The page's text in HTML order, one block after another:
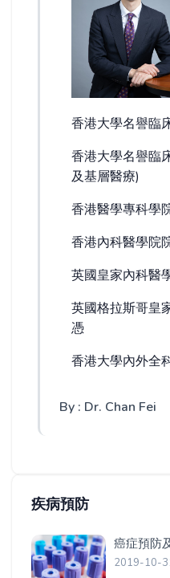
香港大學名譽臨
香港大學名譽臨
及基層醫療)
香港醫學專科學
香港內科醫學院
英國皇家內科醫
英國格拉斯哥皇
憑
香港大學內外全
By : Dr. Chan Fei
疾病預防
癌症預防
2019-10-